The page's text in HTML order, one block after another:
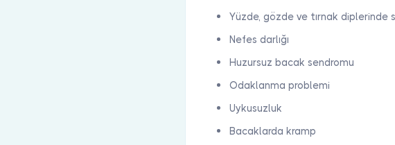
Yüzde, gözde ve tırnak diplerinde
Nefes darlığı
Huzursuz bacak sendromu
Odaklanma problemi
Uykusuzluk
Bacaklarda kramp